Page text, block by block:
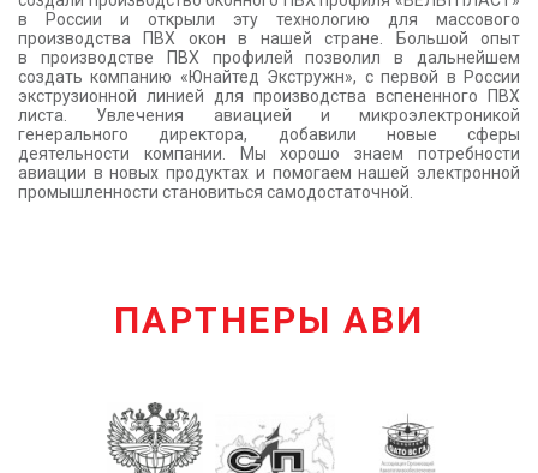
в России и открыли эту технологию для массового
производства ПВХ окон в нашей стране. Большой опыт
в производстве ПВХ профилей позволил в дальнейшем
создать компанию «Юнайтед Экстружн», с первой в России
экструзионной линией для производства вспененного ПВХ
листа. Увлечения авиацией и микроэлектроникой
генерального директора, добавили новые сферы
деятельности компании. Мы хорошо знаем потребности
авиации в новых продуктах и помогаем нашей электронной
промышленности становиться самодостаточной.
ПАРТНЕРЫ АВИ